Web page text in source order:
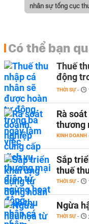
nhân sự tống cục
Có thể bạn
Thuế
động
THỜI SỰ -
Rà
thương
KINH DOANH
Sắp
thuế
THỜI SỰ -
Ngừa
THỜI SỰ -